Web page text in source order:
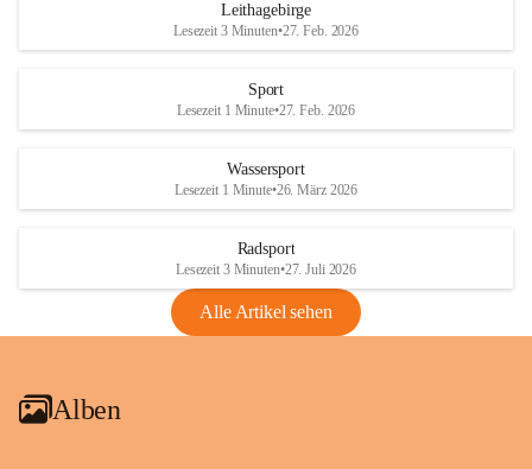
Maßnahmen zur Bekämpfung
Rebe und der Amerikanischen
Anhang VBl. EU Nr. 18
1 Seite•1,4 MB
VBl. EU Nr. 18_2026
Leithagebirge
Lesezeit 3 Minuten•27. Feb. 2026
Sport
Lesezeit 1 Minute•27. Feb. 2026
Wassersport
Lesezeit 1 Minute•26. März 2026
Radsport
Lesezeit 3 Minuten•27. Juli 2026
Alle Artikel sehen
Alben